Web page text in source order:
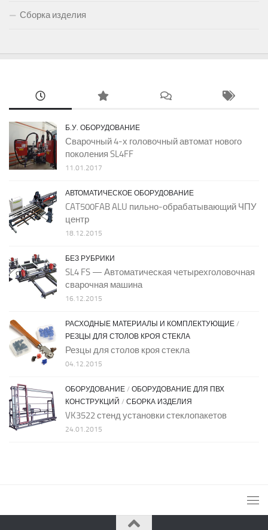
Сборка изделия
Б.У. ОБОРУДОВАНИЕ
Сварочный 4-х головочный автомат нового
поколения SL4FF
11.01.2017
АВТОМАТИЧЕСКОЕ ОБОРУДОВАНИЕ
CAT500FAB ALU пильно-обрабатывающий ЧПУ
центр
18.12.2015
БЕЗ РУБРИКИ
SL4 FS — Автоматическая четырехголовочная
сварочная машина
16.12.2015
РАСХОДНЫЕ МАТЕРИАЛЫ И КОМПЛЕКТУЮЩИЕ /
РЕЗЦЫ ДЛЯ СТОЛОВ КРОЯ СТЕКЛА
Резцы для столов кроя стекла
04.12.2015
ОБОРУДОВАНИЕ / ОБОРУДОВАНИЕ ДЛЯ ПВХ
КОНСТРУКЦИЙ / СБОРКА ИЗДЕЛИЯ
VK3522 стенд установки стеклопакетов
24.01.2015